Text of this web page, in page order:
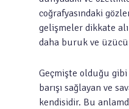
coğrafyasındaki
gelişmeler dikkate
daha buruk ve
Geçmişte olduğu
barışı sağlayan ve
kendisidir. Bu